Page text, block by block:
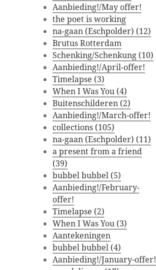
Aanbieding!/May offer!
the poet is working
na-gaan (Eschpolder) (12)
Brutus Rotterdam
Schenking/Schenkung (10)
Aanbieding!/April-offer!
Timelapse (3)
When I Was You (4)
Buitenschilderen (2)
Aanbieding!/March-offer!
collections (105)
na-gaan (Eschpolder) (11)
a present from a friend
(39)
bubbel bubbel (5)
Aanbieding!/February-
offer!
Timelapse (2)
When I Was You (3)
Aantekeningen
bubbel bubbel (4)
Aanbieding!/January-offer!